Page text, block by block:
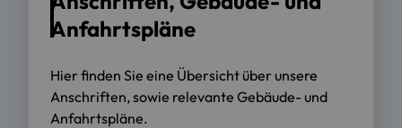
Anfahrtspläne
Hier finden Sie eine Übersicht über unsere
Anschriften, sowie relevante Gebäude- und
Anfahrtspläne.